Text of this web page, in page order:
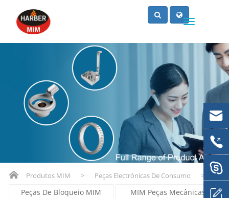
Produtos MIM > Peças Electrónicas De Consumo >
Peças De Bloqueio MIM
MIM Peças Mecânicas